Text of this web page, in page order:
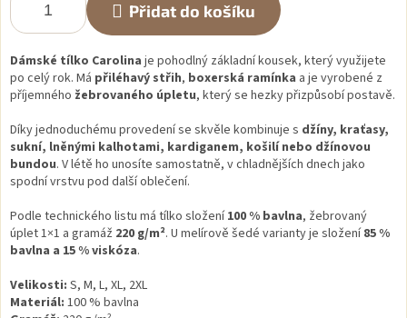
Přidat do košíku
Dámské tílko Carolina je pohodlný základní kousek, který využijete
po celý rok. Má přiléhavý střih, boxerská ramínka a je vyrobené z
příjemného žebrovaného úpletu, který se hezky přizpůsobí postavě.
Díky jednoduchému provedení se skvěle kombinuje s džíny, kraťasy,
sukní, lněnými kalhotami, kardiganem, košilí nebo džínovou
bundou. V létě ho unosíte samostatně, v chladnějších dnech jako
spodní vrstvu pod další oblečení.
Podle technického listu má tílko složení100 % bavlna, žebrovaný
úplet 1×1 a gramáž 220 g/m². U melírově šedé varianty je složení85 %
bavlna a 15 % viskóza.
Velikosti: S, M, L, XL, 2XL
Materiál: 100 % bavlna